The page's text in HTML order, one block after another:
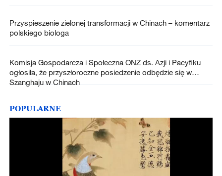
Przyspieszenie zielonej transformacji w Chinach – komentarz
polskiego biologa
Komisja Gospodarcza i Społeczna ONZ ds. Azji i Pacyfiku
ogłosiła, że przyszłoroczne posiedzenie odbędzie się w
Szanghaju w Chinach
POPULARNE